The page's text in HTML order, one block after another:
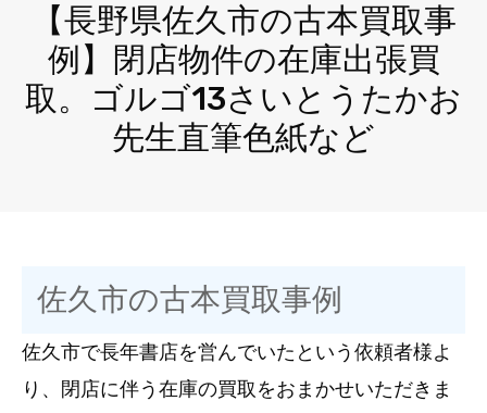
【長野県佐久市の古本買取事
例】閉店物件の在庫出張買
取。ゴルゴ13さいとうたかお
先生直筆色紙など
佐久市の古本買取事例
佐久市で長年書店を営んでいたという依頼者様よ
り、閉店に伴う在庫の買取をおまかせいただきま